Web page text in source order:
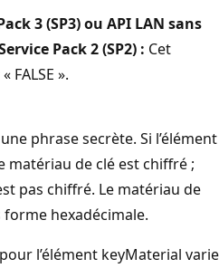
3 (SP3) ou API LAN sans
Pack 2 (SP2) : Cet
FALSE ».
phrase secrète. Si l’élément
matériau de clé est chiffré ;
pas chiffré. Le matériau de
hexadécimale.
l’élément keyMaterial varie